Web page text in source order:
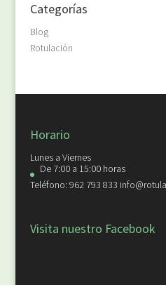
Categorías
Blog
Rotulación
Horario
Lunes a Viernes
De 7:00 a 15:00 horas
Teléfono: 962 793 833
Visita nuestro Facebook